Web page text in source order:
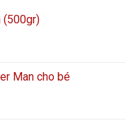
(500gr)
Man cho bé